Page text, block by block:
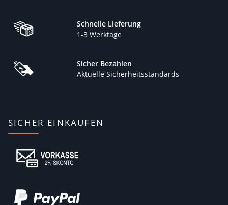
Schnelle Lieferung
1-3 Werktage
Sicher Bezahlen
Aktuelle Sicherheitsstandards
SICHER EINKAUFEN